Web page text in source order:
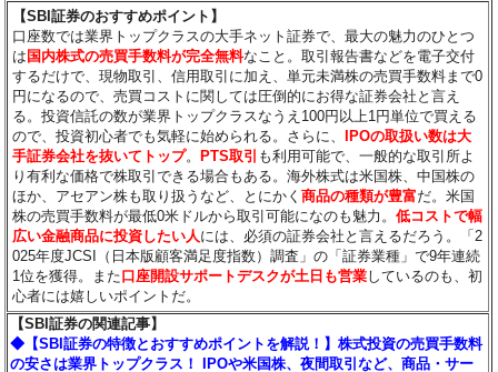
【SBI証券のおすすめポイント】
口座数では業界トップクラスの大手ネット証券で、最大の魅力のひとつ
は 国内株式の売買手数料が完全無料なこと。取引報告書などを電子交付
するだけで、現物取引、信用取引に加え、単元未満株の売買手数料まで0
円になるので、売買コストに関しては圧倒的にお得な証券会社と言え
る。投資信託の数が業界トップクラスなうえ100円以上1円単位で買える
ので、投資初心者でも気軽に始められる。さらに、
IPOの取扱い数は大
手証券会社を抜いてトップ。 PTS取引 も利用可能で、一般的な取引所よ
り有利な価格で株取引できる場合もある。海外株式は米国株、中国株の
ほか、アセアン株も取り扱うなど、とにかく商品の種類が豊富だ。米国
株の売買手数料が最低0米ドルから取引可能になのも魅力。低コストで幅
広い金融商品に投資したい人 には、必須の証券会社と言えるだろう。「2
025年度JCSI（日本版顧客満足度指数）調査」の「証券業種」で9年連続
1位を獲得。また口座開設サポートデスクが土日も営業しているのも、初
心者には嬉しいポイントだ。
【SBI証券の関連記事】
◆【SBI証券の特徴とおすすめポイントを解説！】株式投資の売買手数料
の安さは業界トップクラス！ IPOや米国株、夜間取引など、商品・サー